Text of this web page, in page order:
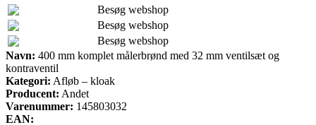
Besøg webshop
Besøg webshop
Besøg webshop
Navn: 400 mm komplet målerbrønd med 32 mm ventilsæt og
kontraventil
Kategori: Afløb – kloak
Producent: Andet
Varenummer: 145803032
EAN: